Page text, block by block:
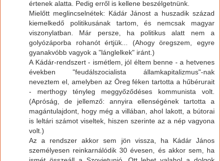
értenek alatta. Pedig erről is kellene beszélgetnünk.
Mielőtt meglincselnétek: Kádár Jánost a huszadik század
kiemelkedő politikusának tartom, és nemcsak magyar
viszonylatban. Már persze, ha politikus alatt nem a
golyózáporba rohanót értjük... (Ahogy öregszem, egyre
gyanakvóbb vagyok a "lánglelkek" iránt.)
A Kádár-rendszert - ismétlem, jól éltem benne - a hetvenes
években "feudálszocialista államkapitalizmus"-nak
neveztem el, amelyben az Öreg féken tartotta a hűbérurait
- merthogy tényleg meggyőződéses kommunista volt.
(Apróság, de jellemző: annyira ellenségének tartotta a
magántulajdont, hogy még a villában, ahol lakott, a bútorai
is leltári számot viseltek, hiszen szerinte az a nép vagyona
volt.)
Az a rendszer akkor sem jön vissza, ha Kádár János
személyesen reinkarnálódik 30 évesen, és akkor sem, ha